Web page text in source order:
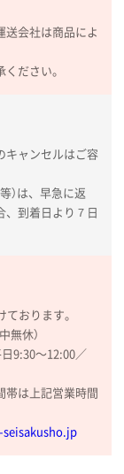
来上がりも満
ページ
送会社は商品によ
ださい。
キャンセルはご容
）は、早急に返
、到着日より７日
おります。
無休）
9:30〜12:00／
帯は上記営業時間
seisakusho.jp